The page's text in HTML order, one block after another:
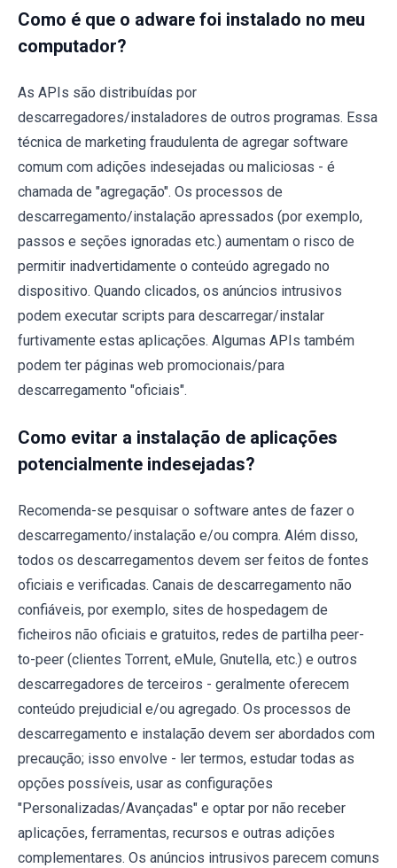
Como é que o adware foi instalado no meu
computador?
As APIs são distribuídas por
descarregadores/instaladores de outros programas. Essa
técnica de marketing fraudulenta de agregar software
comum com adições indesejadas ou maliciosas - é
chamada de "agregação". Os processos de
descarregamento/instalação apressados ​​(por exemplo,
passos e seções ignoradas etc.) aumentam o risco de
permitir inadvertidamente o conteúdo agregado no
dispositivo. Quando clicados, os anúncios intrusivos
podem executar scripts para descarregar/instalar
furtivamente estas aplicações. Algumas APIs também
podem ter páginas web promocionais/para
descarregamento "oficiais".
Como evitar a instalação de aplicações
potencialmente indesejadas?
Recomenda-se pesquisar o software antes de fazer o
descarregamento/instalação e/ou compra. Além disso,
todos os descarregamentos devem ser feitos de fontes
oficiais e verificadas. Canais de descarregamento não
confiáveis, por exemplo, sites de hospedagem de
ficheiros não oficiais e gratuitos, redes de partilha peer-
to-peer (clientes Torrent, eMule, Gnutella, etc.) e outros
descarregadores de terceiros - geralmente oferecem
conteúdo prejudicial e/ou agregado. Os processos de
descarregamento e instalação devem ser abordados com
precaução; isso envolve - ler termos, estudar todas as
opções possíveis, usar as configurações
"Personalizadas/Avançadas" e optar por não receber
aplicações, ferramentas, recursos e outras adições
complementares. Os anúncios intrusivos parecem comuns